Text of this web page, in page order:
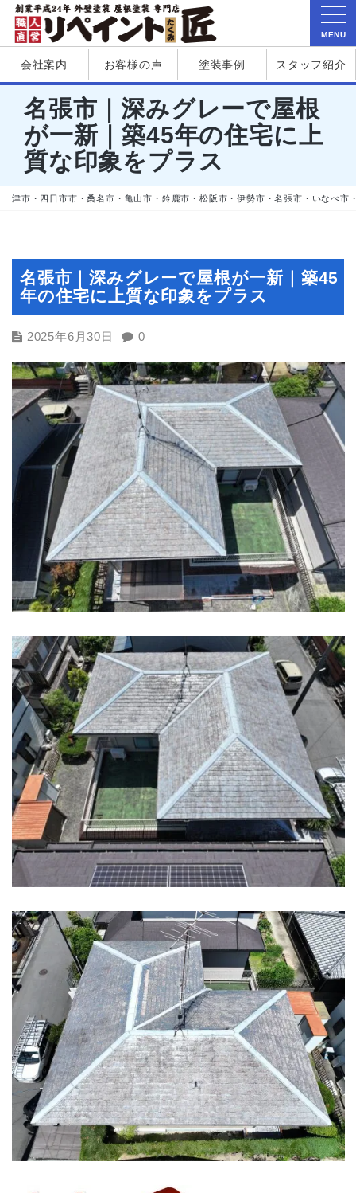
会社案内 お客様の声 塗装事例 スタッフ紹介
名張市｜深みグレーで屋根
が一新｜築45年の住宅に上
質な印象をプラス
津市・四日市市・桑名市・亀山市・鈴鹿市・松阪市・伊勢市・名張市・いなべ市
名張市｜深みグレーで屋根が一新｜築45
年の住宅に上質な印象をプラス
2025年6月30日 0
MENU